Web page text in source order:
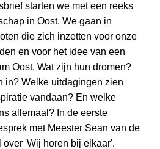
starten we met een reeks
in Oost. We gaan in
die zich inzetten voor onze
en voor het idee van een
Oost. Wat zijn hun dromen?
in? Welke uitdagingen zien
vandaan? En welke
allemaal? In de eerste
met Meester Sean van de
over 'Wij horen bij elkaar'.